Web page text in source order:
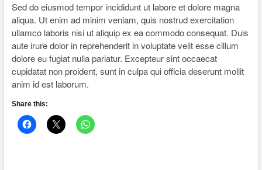
Sed do eiusmod tempor incididunt ut labore et dolore magna
aliqua. Ut enim ad minim veniam, quis nostrud exercitation
ullamco laboris nisi ut aliquip ex ea commodo consequat. Duis
aute irure dolor in reprehenderit in voluptate velit esse cillum
dolore eu fugiat nulla pariatur. Excepteur sint occaecat
cupidatat non proident, sunt in culpa qui officia deserunt mollit
anim id est laborum.
Share this: